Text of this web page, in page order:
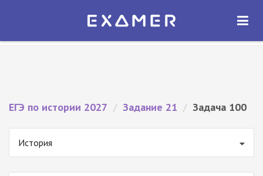
Экзамер — ЕГЭ 2027
ОТКРЫТЬ
ЕГЭ по истории 2027 / Задание 21 / Задача 100
История